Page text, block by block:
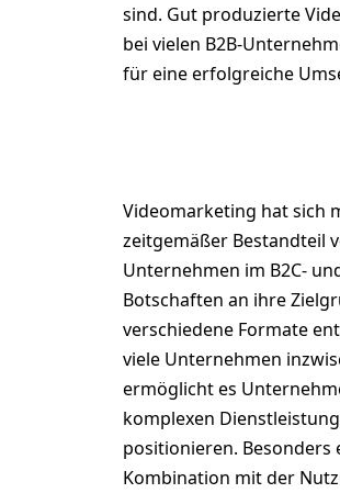
sind. Gut produzierte
bei vielen B2B-
für eine erfolgreiche
Videomarketing hat sich
zeitgemäßer Bestandteil
Unternehmen im B2C-
Botschaften an ihre
verschiedene Formate
viele Unternehmen
ermöglicht es
komplexen
positionieren. Besonders
Kombination mit der